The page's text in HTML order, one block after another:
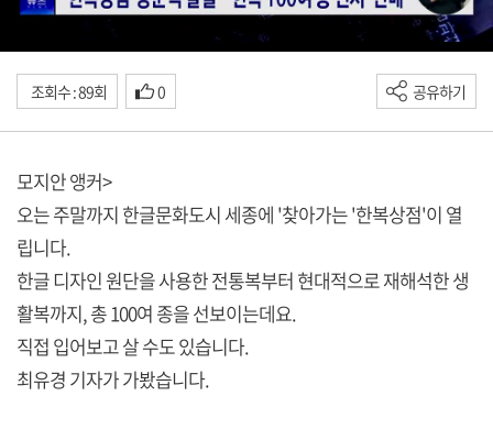
조회수 : 89회 0 공유하기
모지안 앵커>
오는 주말까지 한글문화도시 세종에 '찾아가는 '한복상점'이 열
립니다.
한글 디자인 원단을 사용한 전통복부터 현대적으로 재해석한 생
활복까지, 총 100여 종을 선보이는데요.
직접 입어보고 살 수도 있습니다.
최유경 기자가 가봤습니다.